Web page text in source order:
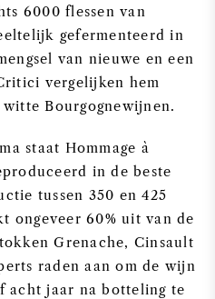
6000 flessen van
gefermenteerd in
van nieuwe en een
vergelijken hem
Bourgognewijnen.
staat Hommage à
in de beste
tussen 350 en 425
ongeveer 60% uit van de
Grenache, Cinsault
raden aan om de wijn
acht jaar na botteling te